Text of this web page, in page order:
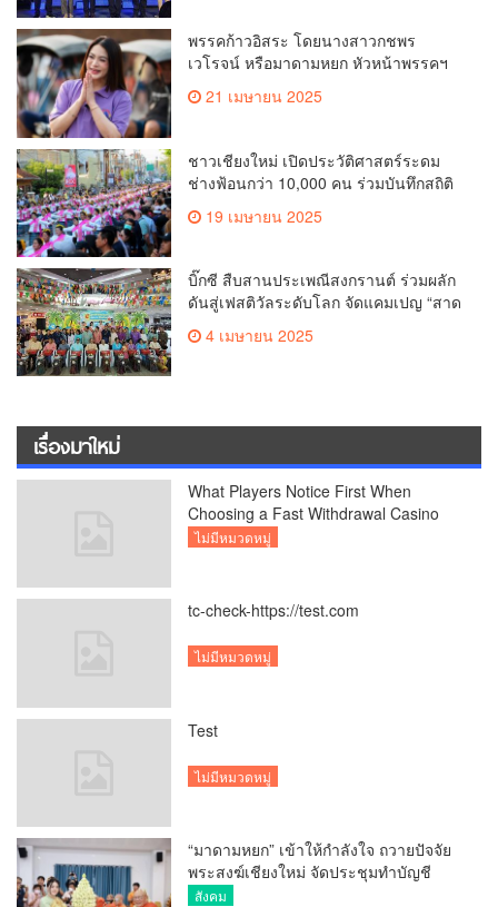
พรรคก้าวอิสระ โดยนางสาวกชพร
เวโรจน์ หรือมาดามหยก หัวหน้าพรรคฯ
จัดการประชุมใหญ่สามัญประจำปี 2568
พรรคก้าวอิสระ ครั้งที่ 1/2568 โ
21 เมษายน 2025
ชาวเชียงใหม่ เปิดประวัติศาสตร์ระดม
ช่างฟ้อนกว่า 10,000 คน ร่วมบันทึกสถิติ
ทำลายสถิติ 7,218 คน เฉลิมฉลองใน
เมืองเชียงใหม่
19 เมษายน 2025
บิ๊กซี สืบสานประเพณีสงกรานต์ ร่วมผลัก
ดันสู่เฟสติวัลระดับโลก จัดแคมเปญ “สาด
สูงสุด 50% กระตุ้นการเดินทางนักท่อง
4 เมษายน 2025
เรื่องมาใหม่
What Players Notice First When
Choosing a Fast Withdrawal Casino
UK
ไม่มีหมวดหมู่
tc-check-https://test.com
ไม่มีหมวดหมู่
Test
ไม่มีหมวดหมู่
“มาดามหยก” เข้าให้กำลังใจ ถวายปัจจัย
พระสงฆ์เชียงใหม่ จัดประชุมทำบัญชี
รายรับรายจ่ายของวัด กว่า 300 รูป ที่วัด
สังคม